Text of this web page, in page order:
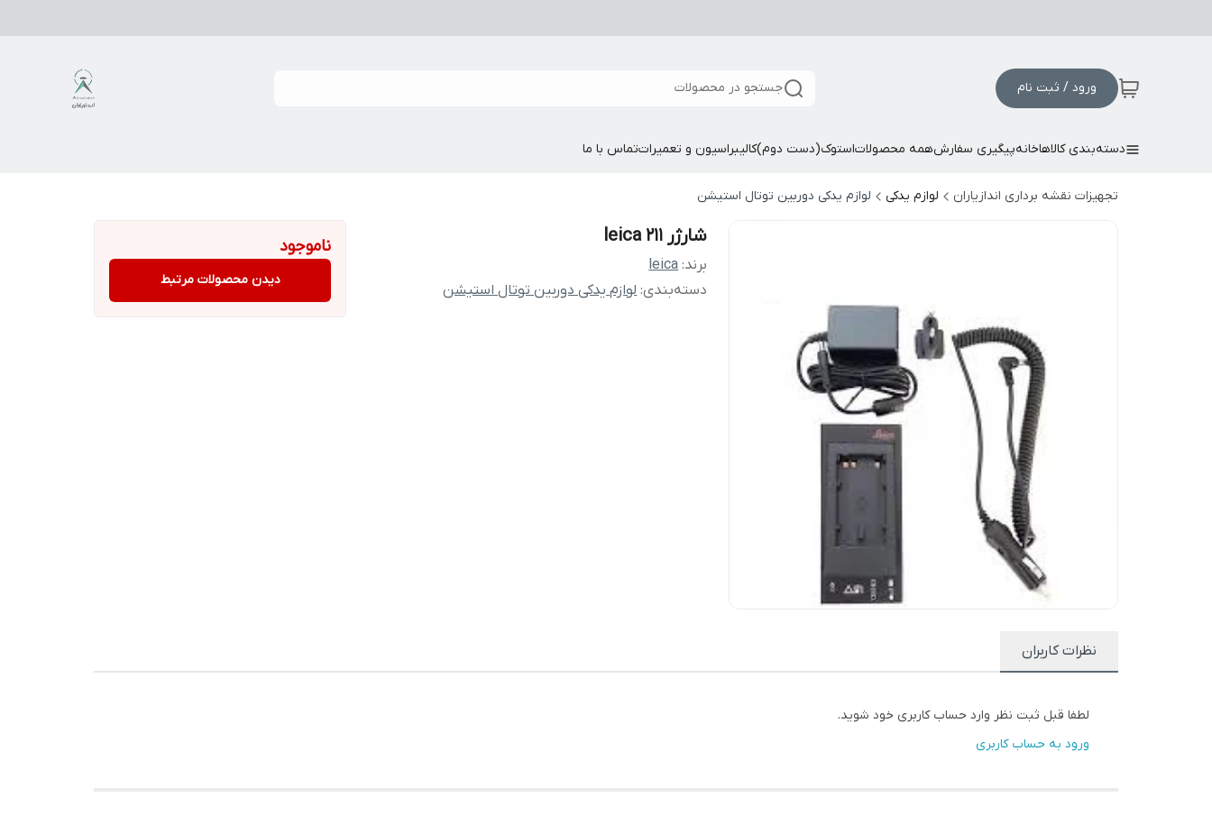
ورود / ثبت نام جستجو در محصولات
دسته‌بندی کالاهاخانهپیگیری سفارشهمه محصولاتاستوک(دست دوم)کالیبراسیون و تعمیراتتماس با ما
تجهیزات نقشه برداری اندازیاران لوازم یدکی لوازم یدکی دوربین توتال استیشن
شارژر 211 leica
برند: leica
دسته‌بندی:لوازم یدکی دوربین توتال استیشن
ناموجود
دیدن محصولات مرتبط
نظرات کاربران
لطفا قبل ثبت نظر وارد حساب کاربری خود شوید.
ورود به حساب کاربری